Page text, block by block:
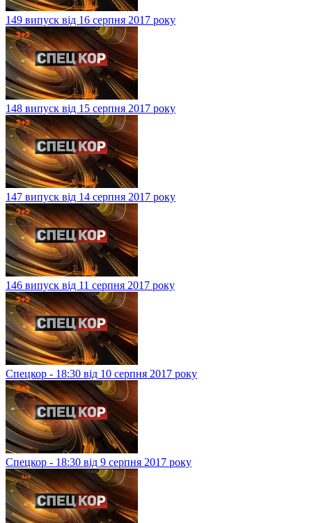
149 випуск від 16 серпня 2017 року
148 випуск від 15 серпня 2017 року
147 випуск від 14 серпня 2017 року
146 випуск від 11 серпня 2017 року
Спецкор - 18:30 від 10 серпня 2017 року
Спецкор - 18:30 від 9 серпня 2017 року